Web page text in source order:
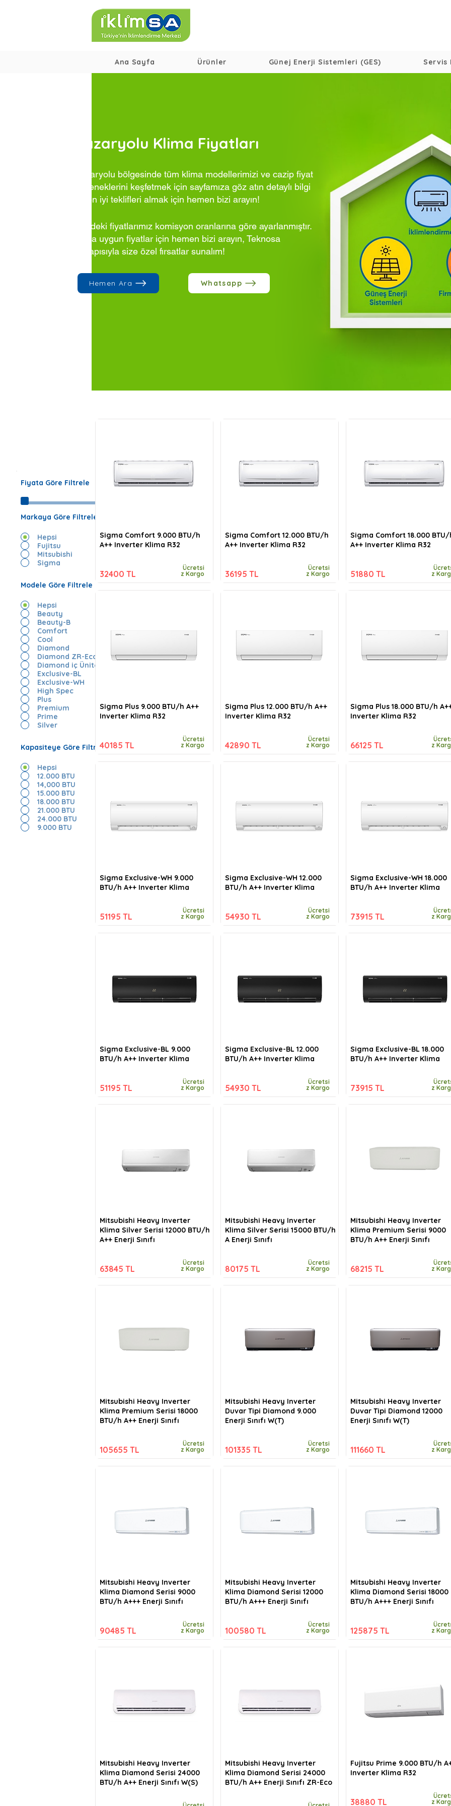
Ana Sayfa Ürünler Günej Enerji Sistemleri (GES) Servis
Pazaryolu Klima Fiyatları
Pazaryolu bölgesinde tüm klima modellerimizi ve cazip fiyat
seçeneklerini keşfetmek için sayfamıza göz atın detaylı bilgi
ve en iyi teklifleri almak için hemen bizi arayın!
Sitedeki fiyatlarımız komisyon oranlarına göre ayarlanmıştır.
Daha uygun fiyatlar için hemen bizi arayın, Teknosa
altyapısıyla size özel fırsatlar sunalım!
Hemen Ara Whatsapp
Fiyata Göre Filtrele
Markaya Göre Filtrele
Hepsi
Fujitsu
Mitsubishi
Sigma
Modele Göre Filtrele
Hepsi
Beauty
Beauty-B
Comfort
Cool
Diamond
Diamond ZR-Eco
Diamond iç Ünite
Exclusive-BL
Exclusive-WH
High Spec
Plus
Premium
Prime
Silver
Kapasiteye Göre Filtrele
Hepsi
12.000 BTU
14,000 BTU
15.000 BTU
18.000 BTU
21.000 BTU
24.000 BTU
9.000 BTU
Sigma Comfort 9.000 BTU/h
A++ Inverter Klima R32
32400 TL
Ücretsi
z Kargo
Sigma Plus 9.000 BTU/h A++
Inverter Klima R32
40185 TL
Ücretsi
z Kargo
Sigma Exclusive-WH 9.000
BTU/h A++ Inverter Klima
51195 TL
Ücretsi
z Kargo
Sigma Exclusive-BL 9.000
BTU/h A++ Inverter Klima
51195 TL
Ücretsi
z Kargo
Mitsubishi Heavy Inverter
Klima Silver Serisi 12000 BTU/h
A++ Enerji Sınıfı
63845 TL
Ücretsi
z Kargo
Mitsubishi Heavy Inverter
Klima Premium Serisi 18000
BTU/h A++ Enerji Sınıfı
105655 TL
Ücretsi
z Kargo
Mitsubishi Heavy Inverter
Klima Diamond Serisi 9000
BTU/h A+++ Enerji Sınıfı
90485 TL
Ücretsi
z Kargo
Mitsubishi Heavy Inverter
Klima Diamond Serisi 24000
BTU/h A++ Enerji Sınıfı W(S)
Sigma Comfort 12.000 BTU/h
A++ Inverter Klima R32
36195 TL
Ücretsi
z Kargo
Sigma Plus 12.000 BTU/h A++
Inverter Klima R32
42890 TL
Ücretsi
z Kargo
Sigma Exclusive-WH 12.000
BTU/h A++ Inverter Klima
54930 TL
Ücretsi
z Kargo
Sigma Exclusive-BL 12.000
BTU/h A++ Inverter Klima
54930 TL
Ücretsi
z Kargo
Mitsubishi Heavy Inverter
Klima Silver Serisi 15000 BTU/h
A Enerji Sınıfı
80175 TL
Ücretsi
z Kargo
Mitsubishi Heavy Inverter
Duvar Tipi Diamond 9.000
Enerji Sınıfı W(T)
101335 TL
Ücretsi
z Kargo
Mitsubishi Heavy Inverter
Klima Diamond Serisi 12000
BTU/h A+++ Enerji Sınıfı
100580 TL
Ücretsi
z Kargo
Mitsubishi Heavy Inverter
Klima Diamond Serisi 24000
BTU/h A++ Enerji Sınıfı ZR-Eco
Sigma Comfort 18.000 BTU/
A++ Inverter Klima R32
51880 TL
z
Sigma Plus 18.000 BTU/h
Inverter Klima R32
66125 TL
z
Sigma Exclusive-WH 18.000
BTU/h A++ Inverter Klima
73915 TL
z
Sigma Exclusive-BL 18.000
BTU/h A++ Inverter Klima
73915 TL
z
Mitsubishi Heavy Inverter
Klima Premium Serisi 9000
BTU/h A++ Enerji Sınıfı
68215 TL
z
Mitsubishi Heavy Inverter
Duvar Tipi Diamond 12000
Enerji Sınıfı W(T)
111660 TL
z
Mitsubishi Heavy Inverter
Klima Diamond Serisi 18000
BTU/h A+++ Enerji Sınıfı
125875 TL
z
Fujitsu Prime 9.000 BTU/h
Inverter Klima R32
38880 TL
z